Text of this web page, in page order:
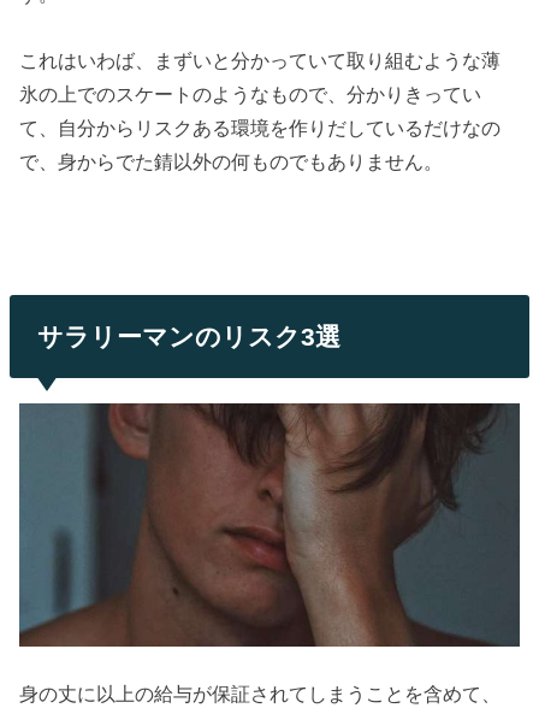
これはいわば、まずいと分かっていて取り組むような薄
氷の上でのスケートのようなもので、分かりきってい
て、自分からリスクある環境を作りだしているだけなの
で、身からでた錆以外の何ものでもありません。
サラリーマンのリスク3選
身の丈に以上の給与が保証されてしまうことを含めて、